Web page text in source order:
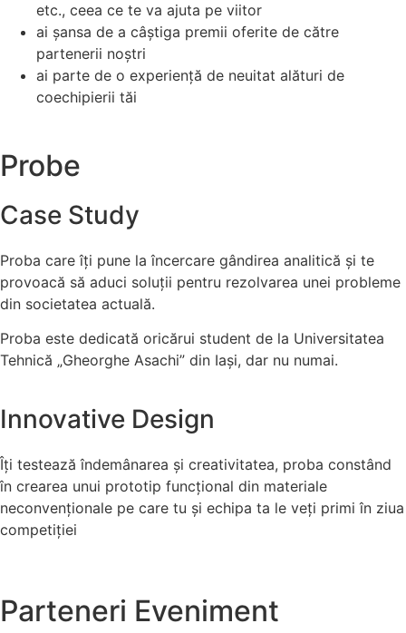
etc., ceea ce te va ajuta pe viitor
ai șansa de a câștiga premii oferite de către
partenerii noștri
ai parte de o experiență de neuitat alături de
coechipierii tăi
Probe
Case Study
Proba care îți pune la încercare gândirea analitică și te
provoacă să aduci soluții pentru rezolvarea unei probleme
din societatea actuală.
Proba este dedicată oricărui student de la Universitatea
Tehnică „Gheorghe Asachi” din Iași, dar nu numai.
Innovative Design
Îți testează îndemânarea și creativitatea, proba constând
în crearea unui prototip funcțional din materiale
neconvenționale pe care tu și echipa ta le veți primi în ziua
competiției
Parteneri Eveniment